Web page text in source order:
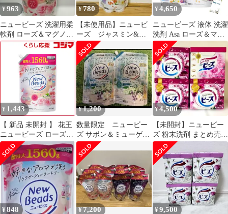
¥963
ニュービーズ 洗濯用柔
軟剤 ローズ＆マグノリ
ア 1560g
¥780
【未使用品】ニュービ
ーズ ジャスミン&ム
スクの香り 超特大
1560g 洗濯用洗剤
¥ 4,650
ニュービーズ 液体 洗濯
洗剤 Asa ローズ＆マグ
ノリア 詰め替え1560g 2
個セット +咲耶姫
STOREオリジナルくじ
[ローズ＆マグノリア]
[詰め替え1560g 2個セ
ット]
¥ 1,443
【 新品 未開封 】 花王
ニュービーズ ローズ＆
マグノリアの香り つめ
かえ用1560g ニュービ
ーズ 未使用 送料無料
¥1,200
数量限定 ニュービー
ズ サボン＆ミューゲの
香り 900g×2個 超特大
詰替
¥4,500
【未開封】ニュービー
ズ 粉末洗剤 まとめ売り
プリンセス フルーティ
ー ローズ
¥848 ¥7,200 ¥9,500